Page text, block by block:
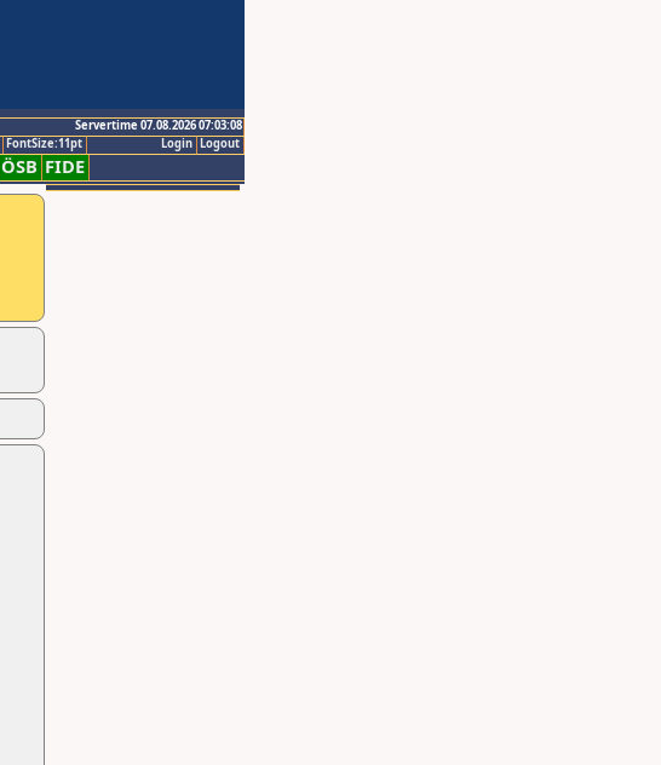
Servertime 07.08.2026 07:03:08
Logout
Login
FontSize:11pt
ÖSB FIDE